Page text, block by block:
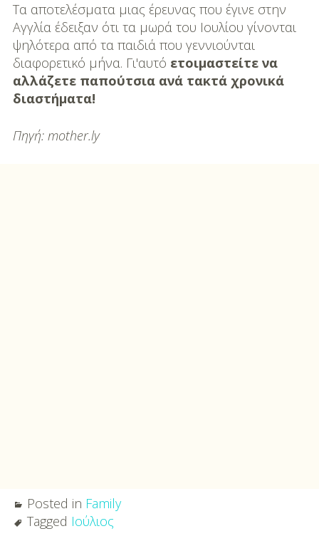
Τα αποτελέσματα μιας έρευνας που έγινε στην
Αγγλία έδειξαν ότι τα μωρά του Ιουλίου γίνονται
ψηλότερα από τα παιδιά που γεννιούνται
διαφορετικό μήνα. Γι'αυτό ετοιμαστείτε να
αλλάζετε παπούτσια ανά τακτά χρονικά
διαστήματα!
Πηγή: mother.ly
Posted in Family
Tagged Ιούλιος